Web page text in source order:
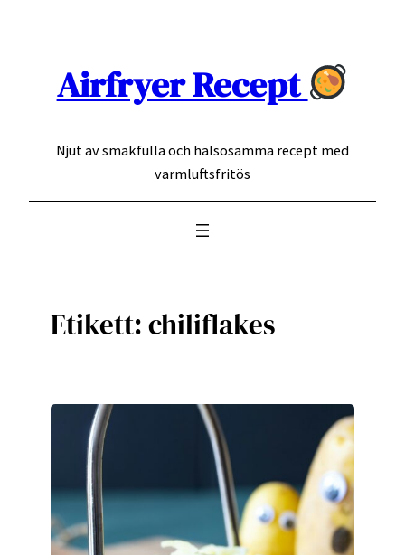
Airfryer Recept
Njut av smakfulla och hälsosamma recept med
varmluftsfritös
Etikett:chiliflakes